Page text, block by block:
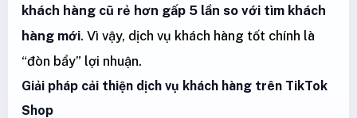
khách hàng cũ rẻ hơn gấp 5 lần so với tìm khách
hàng mới. Vì vậy, dịch vụ khách hàng tốt chính là
“đòn bẩy” lợi nhuận.
Giải pháp cải thiện dịch vụ khách hàng trên TikTok
Shop